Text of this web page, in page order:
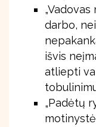
darbo,
išvis
atliepti
„Padėtų